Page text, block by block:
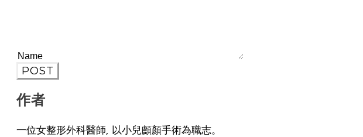
POST
作者
一位女整形外科醫師, 以小兒顱顏手術為職志。